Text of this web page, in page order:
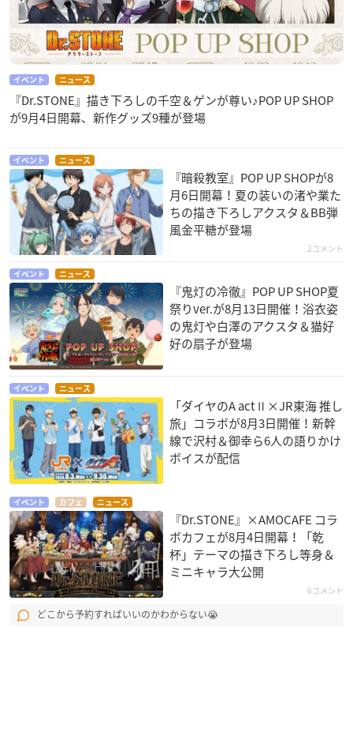
イベント ニュース
『Dr.STONE』描き下ろしの千空＆ゲンが尊い♪POP UP SHOP
が9月4日開幕、新作グッズ9種が登場
イベント ニュース
『暗殺教室』POP UP SHOPが8
月6日開幕！夏の装いの渚や業た
ちの描き下ろしアクスタ＆BB弾
風金平糖が登場
2コメント
イベント ニュース
『鬼灯の冷徹』POP UP SHOP夏
祭りver.が8月13日開催！浴衣姿
の鬼灯や白澤のアクスタ＆猫好
好の扇子が登場
イベント ニュース
「ダイヤのA actⅡ×JR東海 推し
旅」コラボが8月3日開催！新幹
線で沢村＆御幸ら6人の語りかけ
ボイスが配信
イベント カフェ ニュース
『Dr.STONE』×AMOCAFE コラ
ボカフェが8月4日開幕！「乾
杯」テーマの描き下ろし等身＆
ミニキャラ大公開
6コメント
どこから予約すればいいのかわからない😭